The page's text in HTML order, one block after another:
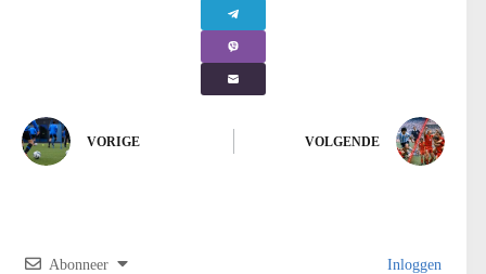
VORIGE VOLGENDE
Abonneer Inloggen